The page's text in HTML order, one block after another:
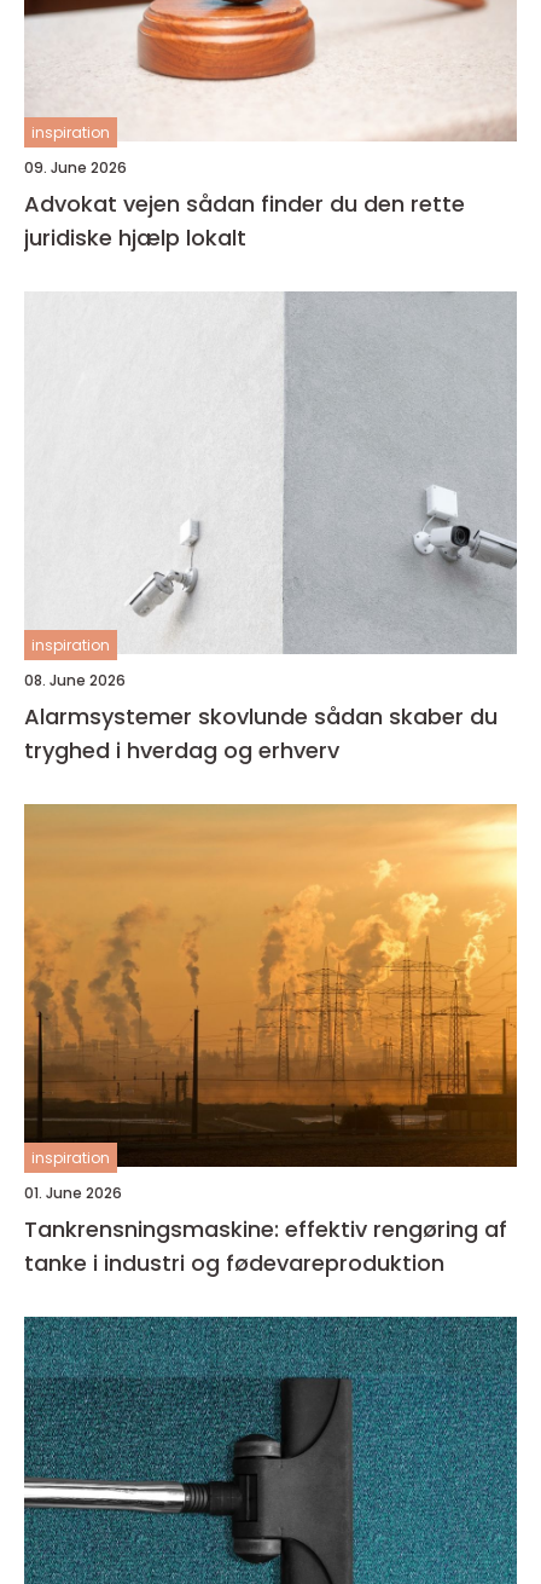
inspiration
09. June 2026
Advokat vejen sådan finder du den rette
juridiske hjælp lokalt
inspiration
08. June 2026
Alarmsystemer skovlunde sådan skaber du
tryghed i hverdag og erhverv
inspiration
01. June 2026
Tankrensningsmaskine: effektiv rengøring af
tanke i industri og fødevareproduktion